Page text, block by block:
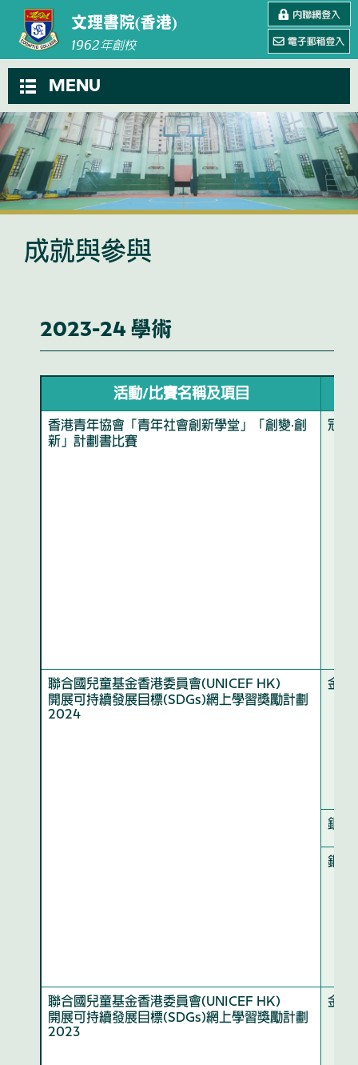
文理書院(香港)
1962年創校
MENU
成就與參與
2023-24 學術
活動/比賽名稱及項目
香港青年協會「青年社會創新學堂」「創變·創
新」計劃書比賽
冠軍
聯合國兒童基金香港委員會(UNICEF HK)
開展可持續發展目標(SDGs)網上學習獎勵計劃
2024
金章
銀章
銅章
聯合國兒童基金香港委員會(UNICEF HK)
開展可持續發展目標(SDGs)網上學習獎勵計劃
2023
金獎